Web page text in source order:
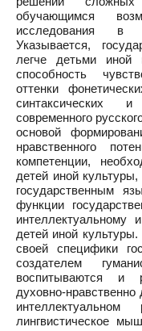
обучающимся
исследования в
Указывается,
легче детьми иной
способность
оттенки
синтаксических и
современного
основой
нравственного
компетенции,
детей иной
государственным
функции
интеллектуальному
детей иной
своей специфики
создателем
воспитываются и
духовно-
лингвистическое